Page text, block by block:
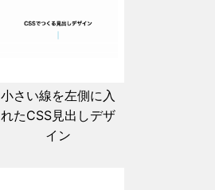
小さい線を左側に入
れたCSS見出しデザ
イン